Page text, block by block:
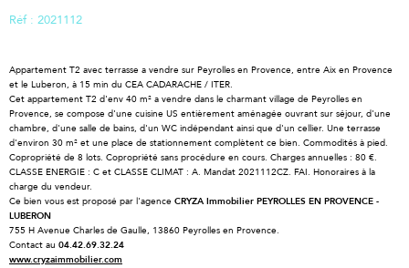
Réf : 2021112
Appartement T2 avec terrasse a vendre sur Peyrolles en Provence, entre Aix en Provence
et le Luberon, à 15 min du CEA CADARACHE / ITER.
Cet appartement T2 d'env 40 m² a vendre dans le charmant village de Peyrolles en
Provence, se compose d'une cuisine US entièrement aménagée ouvrant sur séjour, d'une
chambre, d'une salle de bains, d'un WC indépendant ainsi que d'un cellier. Une terrasse
d'environ 30 m² et une place de stationnement complètent ce bien. Commodités à pied.
Copropriété de 8 lots. Copropriété sans procédure en cours. Charges annuelles : 80 €.
CLASSE ENERGIE : C et CLASSE CLIMAT : A. Mandat 2021112CZ. FAI. Honoraires à la
charge du vendeur.
Ce bien vous est proposé par l'agence CRYZA Immobilier PEYROLLES EN PROVENCE -
LUBERON
755 H Avenue Charles de Gaulle, 13860 Peyrolles en Provence.
Contact au 04.42.69.32.24
www.cryzaimmobilier.com